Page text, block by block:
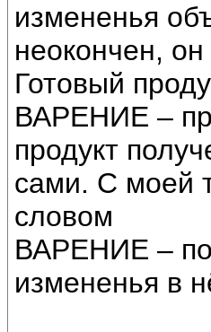
измененья
неокончен,
Готовый
ВАРЕНИЕ –
продукт
сами. С моей
словом
ВАРЕНИЕ –
измененья в